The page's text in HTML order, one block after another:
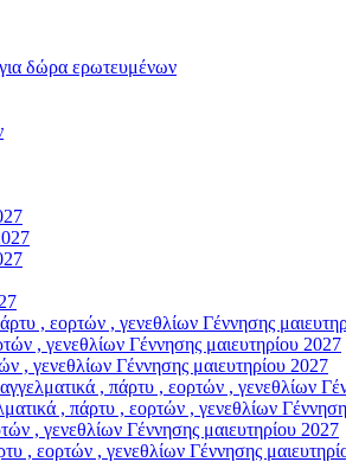
δώρα ερωτευμένων
, εορτών , γενεθλίων Γέννησης
, γενεθλίων Γέννησης μαιευτηρίου 2027
, γενεθλίων Γέννησης μαιευτηρίου 2027
, πάρτυ , εορτών , γενεθλίων
, πάρτυ , εορτών , γενεθλίων
, γενεθλίων Γέννησης μαιευτηρίου 2027
εορτών , γενεθλίων Γέννησης